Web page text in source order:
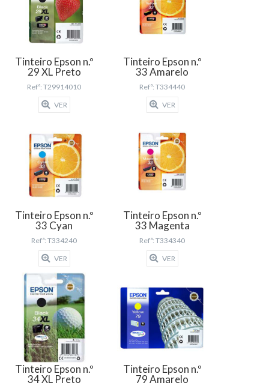
Tinteiro Epson n.º
29 XL Preto
Refª: T29914010
VER
Tinteiro Epson n.º
33 Amarelo
Refª: T334440
VER
Tinteiro Epson n.º
33 Cyan
Refª: T334240
VER
Tinteiro Epson n.º
33 Magenta
Refª: T334340
VER
Tinteiro Epson n.º
34 XL Preto
Tinteiro Epson n.º
79 Amarelo